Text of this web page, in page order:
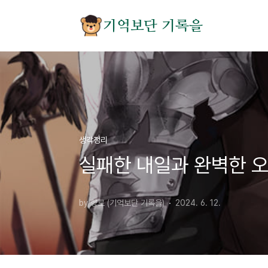
기억보단 기록을
생각정리
실패한 내일과 완벽한
by 향로 (기억보단 기록을) 2024. 6. 12.